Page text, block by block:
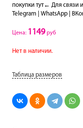
покупки тут← Для связи
Telegram | WhatsApp |
Цена: 1149руб
Нет в наличии.
Таблица размеров